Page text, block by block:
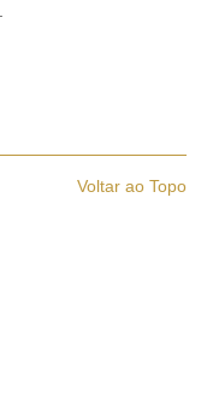
Voltar ao Topo